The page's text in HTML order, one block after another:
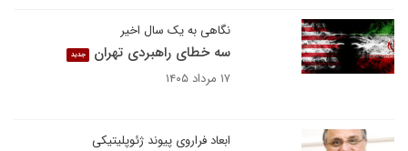
نگاهی به یک سال اخیر
سه خطای راهبردی تهران جدید
۱۷ مرداد ۱۴۰۵
ابعاد فراروی پیوند ژئوپلیتیکی